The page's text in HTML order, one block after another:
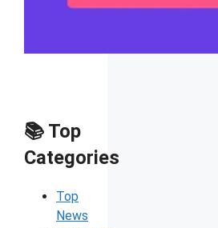
📚 Top
Categories
Top
News